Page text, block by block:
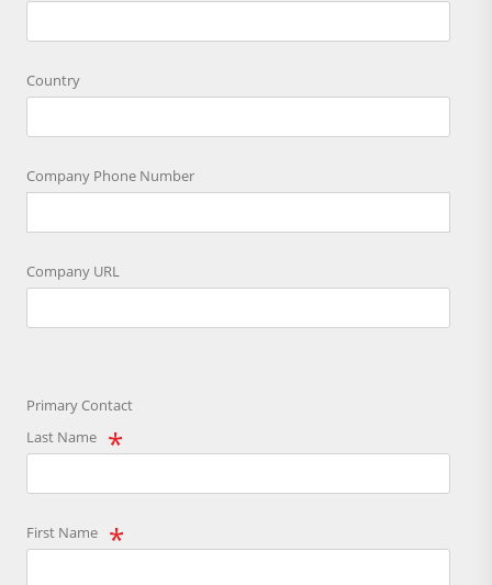
Country
Company Phone Number
Company URL
Primary Contact
Last Name
First Name